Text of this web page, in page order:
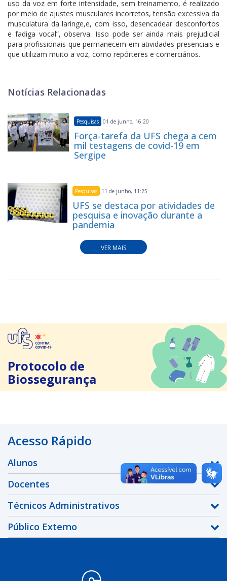
uso da voz em forte intensidade, sem treinamento, é realizado
por meio de ajustes musculares incorretos, tensão excessiva da
musculatura da laringe,e, com isso, desencadear desconfortos
e fadiga vocal”, observa. Isso pode ser ainda mais prejudicial
para profissionais que permanecem em atividades presenciais e
que utilizam muito a voz, como repórteres e comerciários.
Notícias Relacionadas
Pesquisas 01 de junho, 16:20
Força-tarefa da UFS chega a cem
mil testagens de covid-19 em
Sergipe
Pesquisas 11 de junho, 11:25
UFS se destaca por atividades de
pesquisa e inovação durante a
pandemia
VER MAIS
Protocolo de
Biossegurança
Acesso Rápido
Alunos
Docentes
Técnicos Administrativos
Público Externo